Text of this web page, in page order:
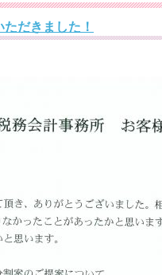
だきました！